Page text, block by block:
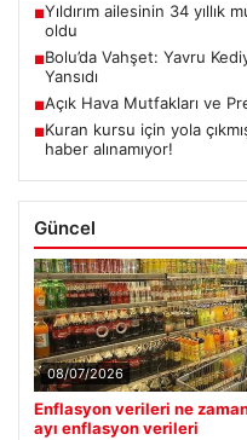
■Yıldırım ailesinin 34 yıllık
oldu
■Bolu’da Vahşet: Yavru
Yansıdı
■Açık Hava Mutfakları ve
■Kuran kursu için yola
haber alınamıyor!
Güncel
08/07/2026
Enflasyon verileri ne
ayı enflasyon verileri